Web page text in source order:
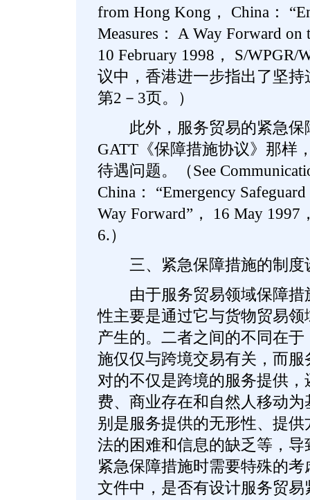
from Hong Kong， China：
Measures： A Way Forward on
10 February 1998， S/WPGR/
议中，香港进一步指出了坚
第2－3页。）
此外，服务贸易的紧急保
GATT《保障措施协议》那样
待遇问题。（See
China： “Emergency
Way Forward”， 16 May 1997
6.）
三、紧急保障措施的制度
由于服务贸易领域保障措
性主要是通过它与货物贸易
产生的。二者之间的不同在
施仅仅与跨境交易有关，而
对的不仅是跨境的服务提供
费、商业存在和自然人移动
别是服务提供的无形性、提
法的困难和信息的缺乏等，
紧急保障措施时需要特殊的
文件中，是否有设计服务贸